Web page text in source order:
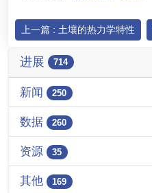
上一篇 : 土壤的热力学特性
进展 714
新闻 250
数据 260
资源 35
其他 169